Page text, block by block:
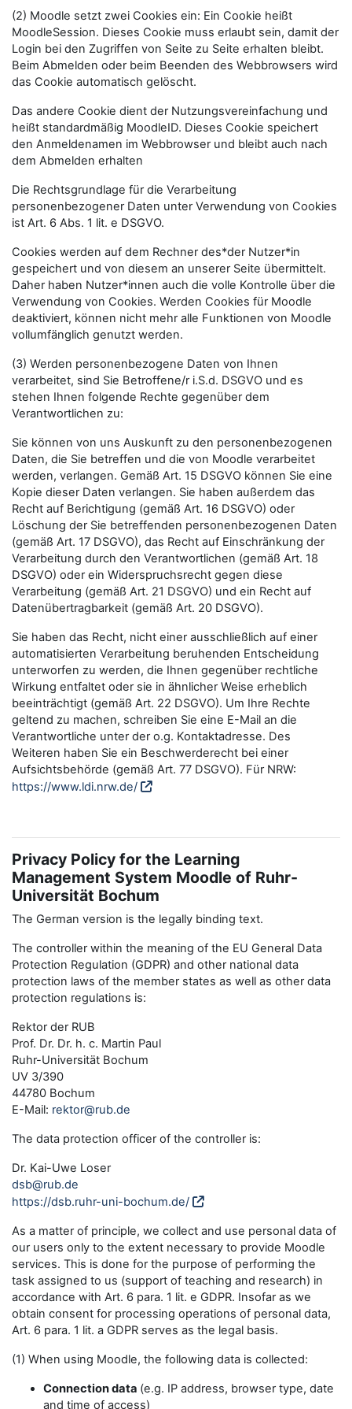
(2) Moodle setzt zwei Cookies ein: Ein Cookie heißt
MoodleSession. Dieses Cookie muss erlaubt sein, damit der
Login bei den Zugriffen von Seite zu Seite erhalten bleibt.
Beim Abmelden oder beim Beenden des Webbrowsers wird
das Cookie automatisch gelöscht.
Das andere Cookie dient der Nutzungsvereinfachung und
heißt standardmäßig MoodleID. Dieses Cookie speichert
den Anmeldenamen im Webbrowser und bleibt auch nach
dem Abmelden erhalten
Die Rechtsgrundlage für die Verarbeitung
personenbezogener Daten unter Verwendung von Cookies
ist Art. 6 Abs. 1 lit. e DSGVO.
Cookies werden auf dem Rechner des*der Nutzer*in
gespeichert und von diesem an unserer Seite übermittelt.
Daher haben Nutzer*innen auch die volle Kontrolle über die
Verwendung von Cookies. Werden Cookies für Moodle
deaktiviert, können nicht mehr alle Funktionen von Moodle
vollumfänglich genutzt werden.
(3) Werden personenbezogene Daten von Ihnen
verarbeitet, sind Sie Betroffene/r i.S.d. DSGVO und es
stehen Ihnen folgende Rechte gegenüber dem
Verantwortlichen zu:
Sie können von uns Auskunft zu den personenbezogenen
Daten, die Sie betreffen und die von Moodle verarbeitet
werden, verlangen. Gemäß Art. 15 DSGVO können Sie eine
Kopie dieser Daten verlangen. Sie haben außerdem das
Recht auf Berichtigung (gemäß Art. 16 DSGVO) oder
Löschung der Sie betreffenden personenbezogenen Daten
(gemäß Art. 17 DSGVO), das Recht auf Einschränkung der
Verarbeitung durch den Verantwortlichen (gemäß Art. 18
DSGVO) oder ein Widerspruchsrecht gegen diese
Verarbeitung (gemäß Art. 21 DSGVO) und ein Recht auf
Datenübertragbarkeit (gemäß Art. 20 DSGVO).
Sie haben das Recht, nicht einer ausschließlich auf einer
automatisierten Verarbeitung beruhenden Entscheidung
unterworfen zu werden, die Ihnen gegenüber rechtliche
Wirkung entfaltet oder sie in ähnlicher Weise erheblich
beeinträchtigt (gemäß Art. 22 DSGVO). Um Ihre Rechte
geltend zu machen, schreiben Sie eine E-Mail an die
Verantwortliche unter der o.g. Kontaktadresse. Des
Weiteren haben Sie ein Beschwerderecht bei einer
Aufsichtsbehörde (gemäß Art. 77 DSGVO). Für NRW:
https://www.ldi.nrw.de/
Privacy Policy for the Learning
Management System Moodle of Ruhr-
Universität Bochum
The German version is the legally binding text.
The controller within the meaning of the EU General Data
Protection Regulation (GDPR) and other national data
protection laws of the member states as well as other data
protection regulations is:
Rektor der RUB
Prof. Dr. Dr. h. c. Martin Paul
Ruhr-Universität Bochum
UV 3/390
44780 Bochum
E-Mail: rektor@rub.de
The data protection officer of the controller is:
Dr. Kai-Uwe Loser
dsb@rub.de
https://dsb.ruhr-uni-bochum.de/
As a matter of principle, we collect and use personal data of
our users only to the extent necessary to provide Moodle
services. This is done for the purpose of performing the
task assigned to us (support of teaching and research) in
accordance with Art. 6 para. 1 lit. e GDPR. Insofar as we
obtain consent for processing operations of personal data,
Art. 6 para. 1 lit. a GDPR serves as the legal basis.
(1) When using Moodle, the following data is collected:
Connection data (e.g. IP address, browser type, date
and time of access)